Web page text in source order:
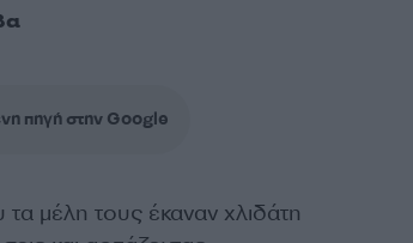
πηγή στην Google
μέλη τους έκαναν χλιδάτη